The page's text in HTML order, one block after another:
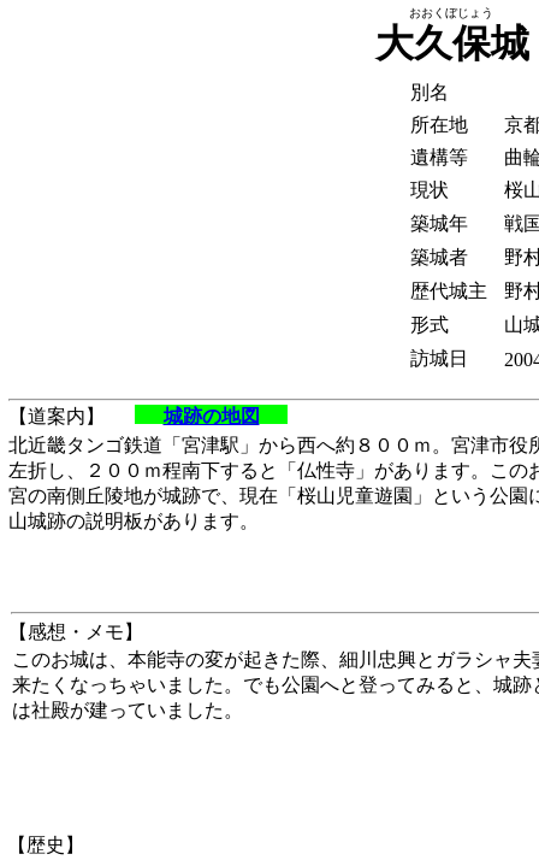
大久保城
城跡の地図
【道案内】
北近畿タンゴ鉄道「宮津駅」から西へ約８００ｍ。宮津市
左折し、２００ｍ程南下すると「仏性寺」があります。こ
宮の南側丘陵地が城跡で、現在「桜山児童遊園」という公
山城跡の説明板があります。
別名
所在地
京
遺構等
曲
現状
桜
築城年
戦
築城者
野
歴代城主
野
形式
山
訪城日
【感想・メモ】
おおくぼじょう
【歴史】
このお城は、本能寺の変が起きた際、細川忠興とガラシャ
来たくなっちゃいました。でも公園へと登ってみると、城
は社殿が建っていました。